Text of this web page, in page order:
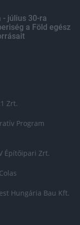
- július 30-ra
a Föld egész
Zrt.
Program
Építőipari Zrt.
Colas
Hungária Bau Kft.